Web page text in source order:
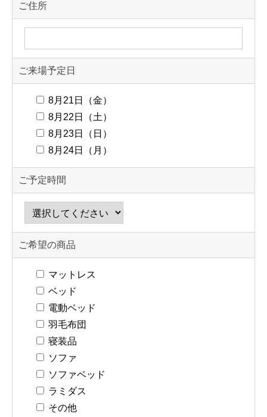
ご住所
ご来場予定日
8月21日（金）
8月22日（土）
8月23日（日）
8月24日（月）
ご予定時間
ご希望の商品
マットレス
ベッド
電動ベッド
羽毛布団
寝装品
ソファ
ソファベッド
ラミダス
その他